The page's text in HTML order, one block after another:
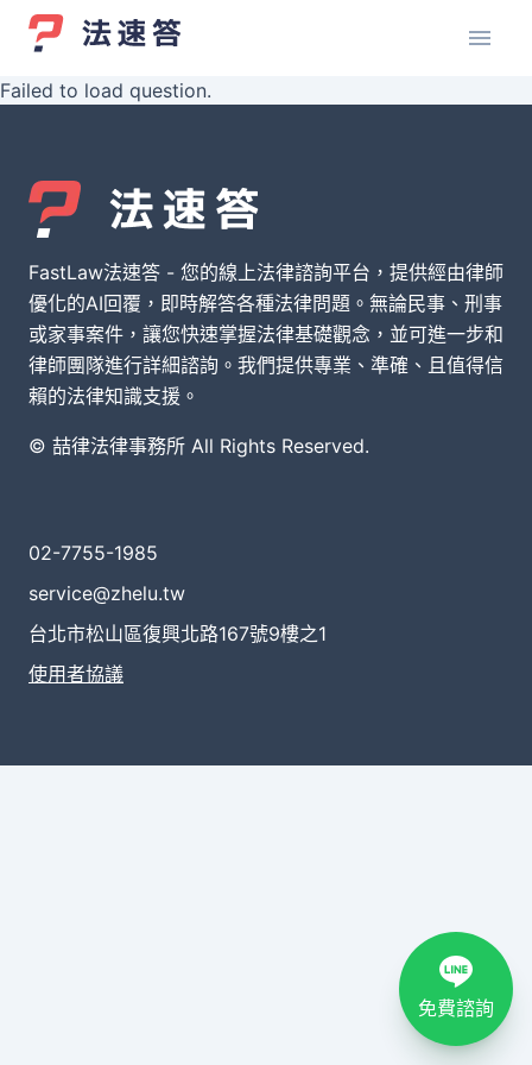
Failed to load question.
FastLaw法速答 - 您的線上法律諮詢平台，提供經由律師
優化的AI回覆，即時解答各種法律問題。無論民事、刑事
或家事案件，讓您快速掌握法律基礎觀念，並可進一步和
律師團隊進行詳細諮詢。我們提供專業、準確、且值得信
賴的法律知識支援。
© 喆律法律事務所 All Rights Reserved.
02-7755-1985
service@zhelu.tw
台北市松山區復興北路167號9樓之1
使用者協議
免費諮詢